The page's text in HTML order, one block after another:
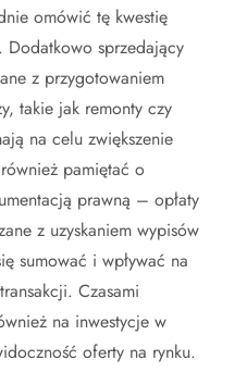
omówić tę kwestię
Dodatkowo sprzedający
z przygotowaniem
takie jak remonty czy
na celu zwiększenie
pamiętać o
prawną – opłaty
z uzyskaniem wypisów
sumować i wpływać na
Czasami
na inwestycje w
oferty na rynku.